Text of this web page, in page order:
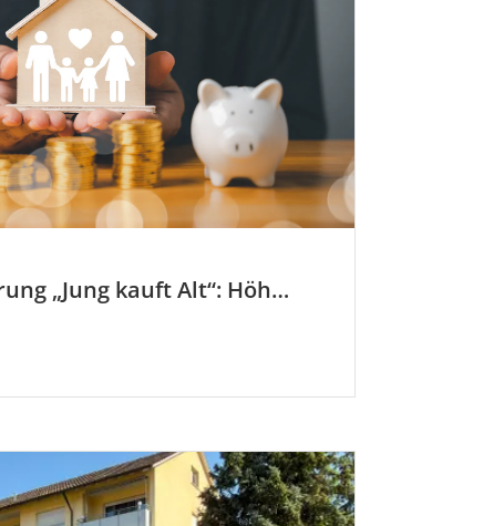
KfW-Förderung „Jung kauft Alt“: Höhere Kredite ab August 2026